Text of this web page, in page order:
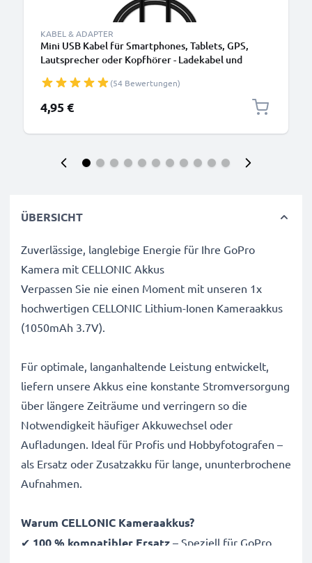
KABEL & ADAPTER
Mini USB Kabel für Smartphones, Tablets, GPS,
Lautsprecher oder Kopfhörer - Ladekabel und
(54 Bewertungen)
4,95 €
ÜBERSICHT
Zuverlässige, langlebige Energie für Ihre GoPro
Kamera mit CELLONIC Akkus
Verpassen Sie nie einen Moment mit unseren 1x
hochwertigen CELLONIC Lithium-Ionen Kameraakkus
(1050mAh 3.7V).
Für optimale, langanhaltende Leistung entwickelt,
liefern unsere Akkus eine konstante Stromversorgung
über längere Zeiträume und verringern so die
Notwendigkeit häufiger Akkuwechsel oder
Aufladungen. Ideal für Profis und Hobbyfotografen –
als Ersatz oder Zusatzakku für lange, ununterbrochene
Aufnahmen.
Warum CELLONIC Kameraakkus?
✔ 100 % kompatibler Ersatz – Speziell für GoPro